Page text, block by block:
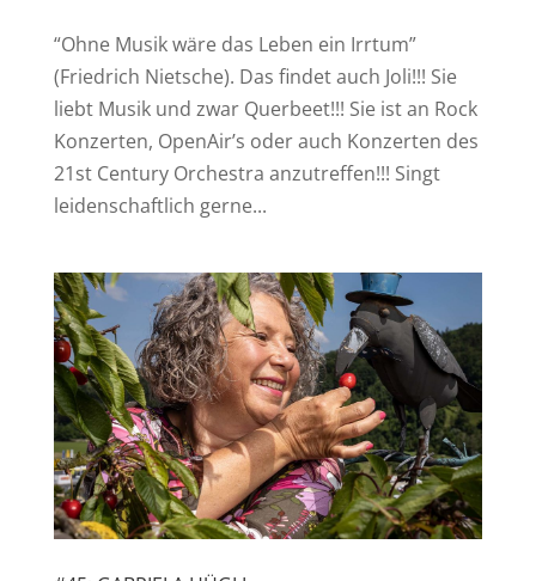
“Ohne Musik wäre das Leben ein Irrtum”
(Friedrich Nietsche). Das findet auch Joli!!! Sie
liebt Musik und zwar Querbeet!!! Sie ist an Rock
Konzerten, OpenAir’s oder auch Konzerten des
21st Century Orchestra anzutreffen!!! Singt
leidenschaftlich gerne...